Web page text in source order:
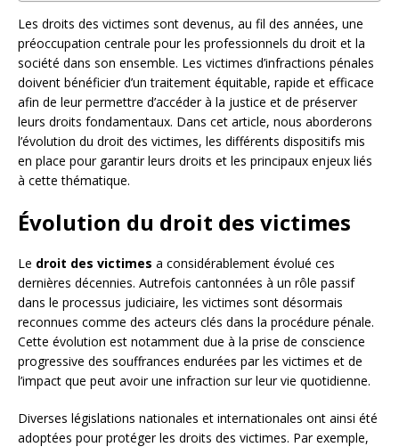
Les droits des victimes sont devenus, au fil des années, une
préoccupation centrale pour les professionnels du droit et la
société dans son ensemble. Les victimes d’infractions pénales
doivent bénéficier d’un traitement équitable, rapide et efficace
afin de leur permettre d’accéder à la justice et de préserver
leurs droits fondamentaux. Dans cet article, nous aborderons
l’évolution du droit des victimes, les différents dispositifs mis
en place pour garantir leurs droits et les principaux enjeux liés
à cette thématique.
Évolution du droit des victimes
Le droit des victimes a considérablement évolué ces
dernières décennies. Autrefois cantonnées à un rôle passif
dans le processus judiciaire, les victimes sont désormais
reconnues comme des acteurs clés dans la procédure pénale.
Cette évolution est notamment due à la prise de conscience
progressive des souffrances endurées par les victimes et de
l’impact que peut avoir une infraction sur leur vie quotidienne.
Diverses législations nationales et internationales ont ainsi été
adoptées pour protéger les droits des victimes. Par exemple,